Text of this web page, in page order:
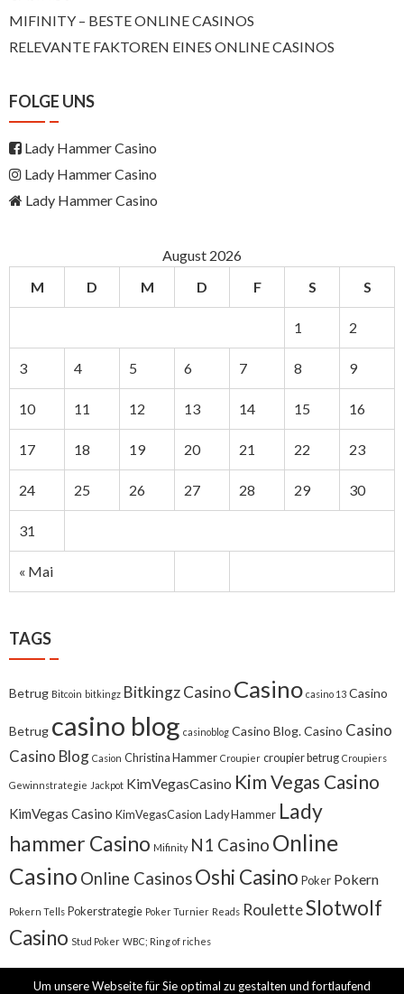
MIFINITY – BESTE ONLINE CASINOS
RELEVANTE FAKTOREN EINES ONLINE CASINOS
FOLGE UNS
Lady Hammer Casino
Lady Hammer Casino
Lady Hammer Casino
August 2026
M
D M D F S S
« Mai
1 2
3 4 5 6 7 8 9
10 11 12 13 14 15 16
17 18 19 20 21 22 23
24 25 26 27 28 29 30
31
TAGS
Betrug Bitcoin bitkingz Bitkingz CasinoCasino casino 13 Casino
Betrug casino blog casinoblog Casino Blog. Casino Casino
Casino Blog Casion Christina Hammer Croupier croupier betrug Croupiers
Gewinnstrategie Jackpot KimVegasCasino Kim Vegas Casino
KimVegas Casino KimVegasCasion Lady Hammer Lady
hammer Casino Mifinity N1 Casino Online
Casino Online CasinosOshi Casino Poker Pokern
Pokern Tells Pokerstrategie Poker Turnier Reads RouletteSlotwolf
Casino Stud Poker WBC; Ring of riches
Um unsere Webseite für Sie optimal zu gestalten und fortlaufend